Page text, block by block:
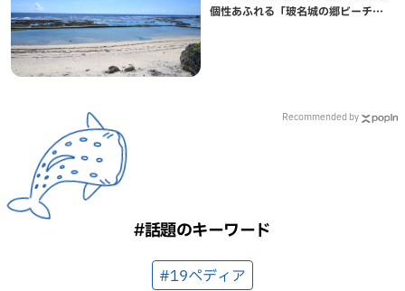
個性あふれる「玻名城の郷ビーチ」
Recommended by
#話題のキーワード
#19ペディア